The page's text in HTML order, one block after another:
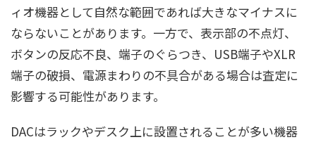
ィオ機器として自然な範囲であれば大きなマイナスに
ならないことがあります。一方で、表示部の不点灯、
ボタンの反応不良、端子のぐらつき、USB端子やXLR
端子の破損、電源まわりの不具合がある場合は査定に
影響する可能性があります。
DACはラックやデスク上に設置されることが多い機器